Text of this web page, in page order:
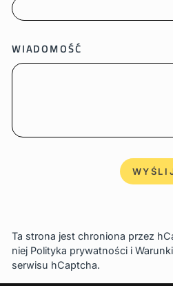
WIADOMOŚĆ
Ta strona jest chroniona przez
niej Polityka prywatności i
serwisu hCaptcha.